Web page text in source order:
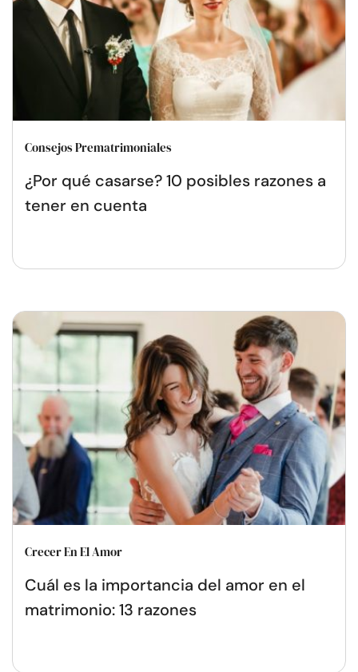
Consejos Prematrimoniales
¿Por qué casarse? 10 posibles razones a
tener en cuenta
Crecer En El Amor
Cuál es la importancia del amor en el
matrimonio: 13 razones